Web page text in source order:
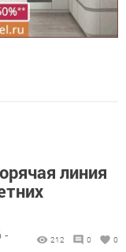
линия
-
212 0 0